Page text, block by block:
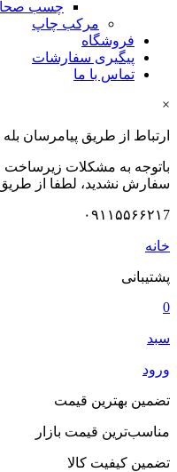
چسب
مرکب چاپ
فروشگاه
پیگیری سفارشات
تماس با ما
×
ارتباط از طریق پیامرسان بله
باتوجه به مشکلات زیرساخت
سفارش نشدید، لطفا از طریق
۰۹۱۱۵۵۶۶۲۱7
خانه
پشتیبانی
0
سبد
ورود
تضمین بهترین قیمت
مناسب‌ترین قیمت بازار
تضمین کیفیت کالا